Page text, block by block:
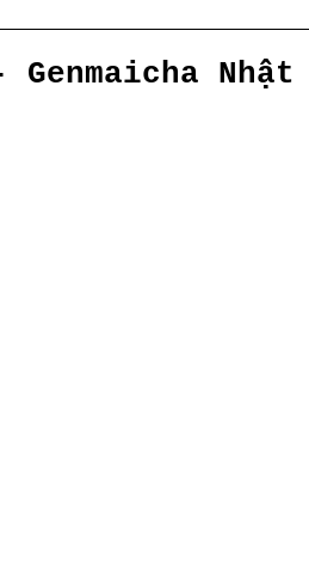
Nhật